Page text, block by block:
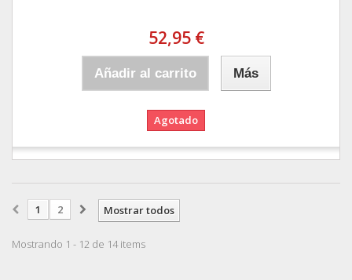
52,95 €
Añadir al carrito Más
Agotado
Mostrar todos
1 2
Mostrando 1 - 12 de 14 items